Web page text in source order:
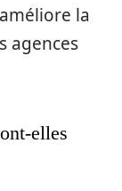
la
agences
elles